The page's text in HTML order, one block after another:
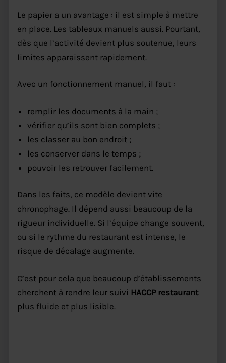
Le papier a un avantage : il est simple à mettre
en place. Les tableaux manuels aussi. Pourtant,
dès que l’activité devient plus soutenue, leurs
limites apparaissent rapidement.
Avec un fonctionnement manuel, il faut :
remplir les documents à la main ;
vérifier qu’ils sont bien complets ;
les classer au bon endroit ;
les conserver dans le temps ;
pouvoir les retrouver facilement.
Dans les faits, ce modèle devient vite
chronophage. Il dépend aussi beaucoup de la
rigueur individuelle. Si l’équipe change souvent,
ou si le rythme du restaurant est intense, le
risque de décalage augmente.
C’est pour cela que beaucoup d’établissements
cherchent à rendre leur suivi HACCP restaurant
plus fluide et plus lisible.